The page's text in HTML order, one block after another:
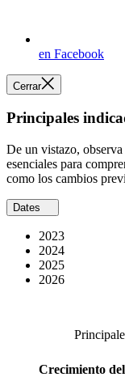
en Facebook
Cerrar
Principales
De un vistazo,
esenciales para
como los cambios
Dates
2023
2024
2025
2026
Crecimiento